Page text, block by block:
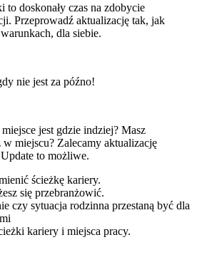
to doskonały czas na zdobycie
Przeprowadź aktualizację tak, jak
dla siebie.
nie jest za późno!
jest gdzie indziej? Masz
w miejscu? Zalecamy aktualizację
to możliwe.
ścieżkę kariery.
się przebranżowić.
czy sytuacja rodzinna przestaną być dla
kariery i miejsca pracy.